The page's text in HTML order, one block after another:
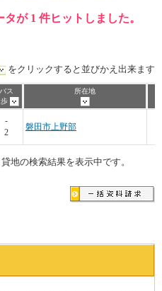
が 1 件ヒットしました。
をクリックすると並びかえ出来ます
バス
所在地
-
2
磐田市上野部
地の検索結果を表示中です。